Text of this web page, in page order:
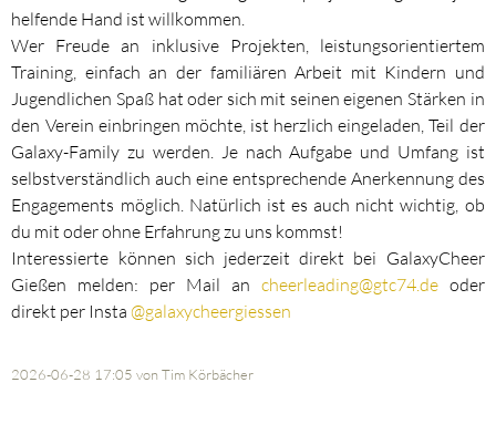
helfende Hand ist willkommen.
Wer Freude an inklusive Projekten, leistungsorientiertem
Training, einfach an der familiären Arbeit mit Kindern und
Jugendlichen Spaß hat oder sich mit seinen eigenen Stärken in
den Verein einbringen möchte, ist herzlich eingeladen, Teil der
Galaxy-Family zu werden. Je nach Aufgabe und Umfang ist
selbstverständlich auch eine entsprechende Anerkennung des
Engagements möglich. Natürlich ist es auch nicht wichtig, ob
du mit oder ohne Erfahrung zu uns kommst!
Interessierte können sich jederzeit direkt bei GalaxyCheer
Gießen melden: per Mail an cheerleading@gtc74.deoder
direkt per Insta@galaxycheergiessen
2026-06-28 17:05 von Tim Körbächer